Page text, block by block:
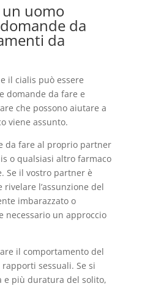
un uomo
da
da
il cialis può essere
domande da fare e
che possono aiutare a
viene assunto.
da fare al proprio partner
o qualsiasi altro farmaco
Se il vostro partner è
l’assunzione del
imbarazzato o
necessario un approccio
il comportamento del
sessuali. Se si
e più duratura del solito,